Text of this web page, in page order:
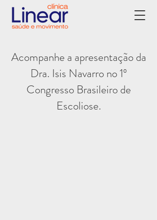
Acompanhe a apresentação da
Dra. Isis Navarro no 1º
Congresso Brasileiro de
Escoliose.